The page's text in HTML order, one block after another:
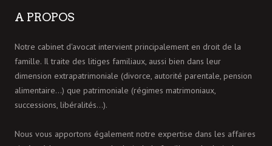
A PROPOS
Notre cabinet d'avocat intervient principalement en droit de la
famille. Il traite des litiges familiaux, aussi bien dans leur
dimension extrapatrimoniale (divorce, autorité parentale, pension
alimentaire…) que patrimoniale (régimes matrimoniaux,
successions, libéralités…).
Nous vous apportons également notre expertise dans les affaires